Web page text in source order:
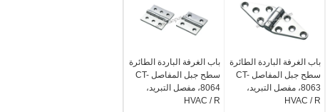
باب الغرفة الباردة الطائرة
سطح جبل المفاصل CT-
8064، مفصل التبريد،
HVAC / R
باب الغرفة الباردة الطائرة
سطح جبل المفاصل CT-
8063، مفصل التبريد،
HVAC / R